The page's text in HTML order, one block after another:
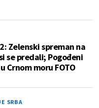
Zelenski spreman na
se predali; Pogođeni
Crnom moru FOTO
SRBA